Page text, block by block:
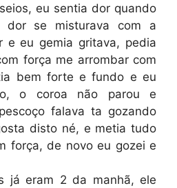
eu sentia dor quando
dor se misturava com a
e eu gemia gritava, pedia
força me arrombar com
bem forte e fundo e eu
o coroa não parou e
falava ta gozando
disto né, e metia tudo
força, de novo eu gozei e
já eram 2 da manhã, ele